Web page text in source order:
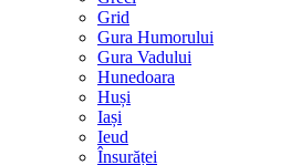
Grid
Gura Humorului
Gura Vadului
Hunedoara
Huși
Iași
Ieud
Însurăței